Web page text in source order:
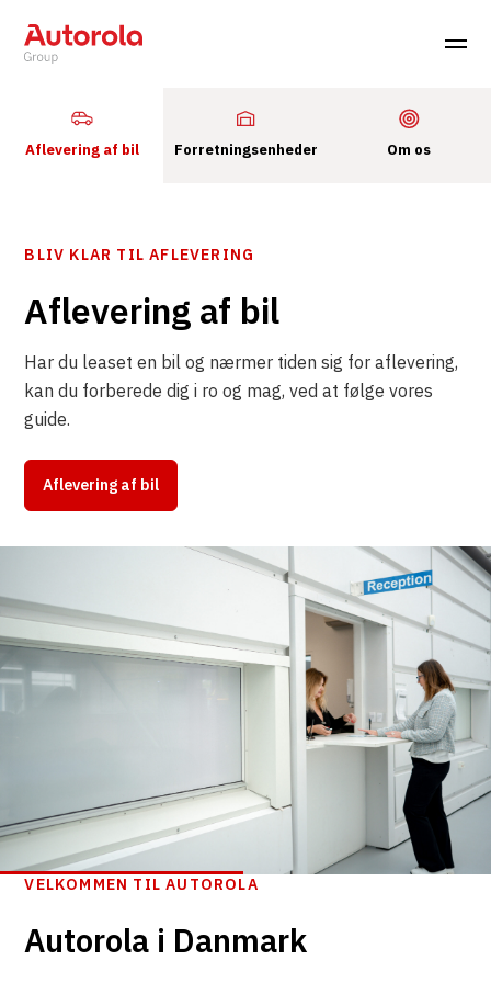
Aflevering af bil Forretningsenheder Om os
BLIV KLAR TIL AFLEVERING
Aflevering af bil
Har du leaset en bil og nærmer tiden sig for aflevering,
kan du forberede dig i ro og mag, ved at følge vores
guide.
Aflevering af bil
Forretningsenhederne
Om os
VELKOMMEN TIL AUTOROLA
Autorola i Danmark